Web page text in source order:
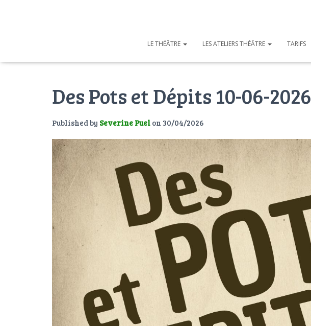
LE THÉÂTRE LES ATELIERS THÉÂTRE TARIFS
Des Pots et Dépits 10-06-2026
Published by Severine Puel on 30/04/2026